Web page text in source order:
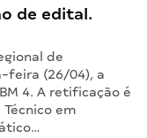
de edital.
de
feira (26/04), a
4. A retificação é
em